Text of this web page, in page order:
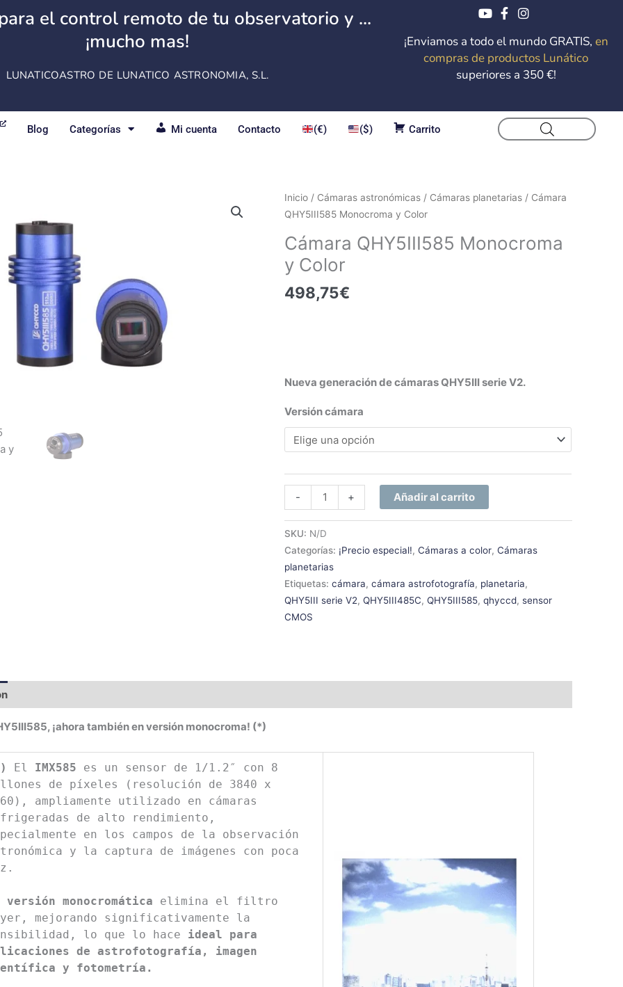
el control remoto de tu observatorio y ...
¡mucho mas!
LUNATICOASTRO DE LUNATICO ASTRONOMIA, S.L.
¡Enviamos a todo el mundo GRATIS, en
compras de productos Lunático
superiores a 350 €!
Blog Categorías Mi cuenta Contacto (€) ($) Carrito
Inicio / Cámaras astronómicas / Cámaras planetarias / Cámara
QHY5III585 Monocroma y Color
Cámara QHY5III585 Monocroma
y Color
498,75€
Nueva generación de cámaras QHY5III serie V2.
Versión cámara
-
Cámara
QHY5III585
y
Color
cantidad
+ Añadir al carrito
SKU: N/D
Categorías: ¡Precio especial!,Cámaras a color,Cámaras
planetarias
Etiquetas:cámara,cámara astrofotografía, planetaria,
QHY5III serie V2,QHY5III485C,QHY5III585,qhyccd,sensor
CMOS
¡ahora también en versión monocroma! (*)
El IMX585 es un sensor de 1/1.2″ con 8
de píxeles (resolución de 3840 x
ampliamente utilizado en cámaras
de alto rendimiento,
en los campos de la observación
y la captura de imágenes con poca
versión monocromática elimina el filtro
mejorando significativamente la
lo que lo hace ideal para
de astrofotografía, imagen
y fotometría.